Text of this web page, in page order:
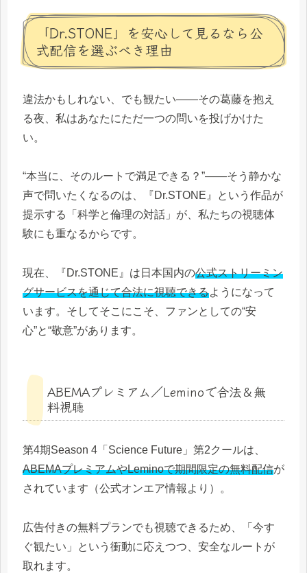
「Dr.STONE」を安心して見るなら公
式配信を選ぶべき理由
違法かもしれない、でも観たい——その葛藤を抱え
る夜、私はあなたにただ一つの問いを投げかけた
い。
“本当に、そのルートで満足できる？”——そう静かな
声で問いたくなるのは、『Dr.STONE』という作品が
提示する「科学と倫理の対話」が、私たちの視聴体
験にも重なるからです。
現在、『Dr.STONE』は日本国内の公式ストリーミン
グサービスを通じて合法に視聴できるようになって
います。そしてそこにこそ、ファンとしての“安
心”と“敬意”があります。
ABEMAプレミアム／Leminoで合法＆無
料視聴
第4期Season 4「Science Future」第2クールは、
ABEMAプレミアムやLeminoで期間限定の無料配信が
されています（公式オンエア情報より）。
広告付きの無料プランでも視聴できるため、「今す
ぐ観たい」という衝動に応えつつ、安全なルートが
取れます。